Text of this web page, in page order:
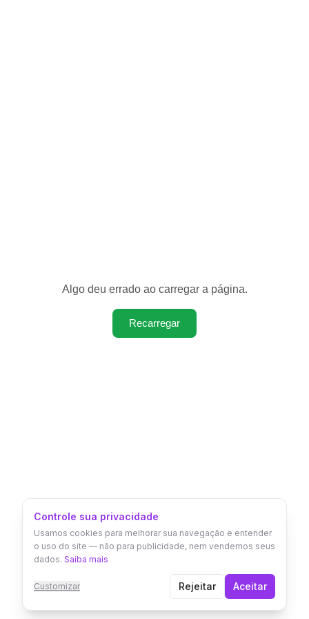
Controle sua privacidade
Usamos cookies para melhorar sua navegação e entender
o uso do site — não para publicidade, nem vendemos seus
dados. Saiba mais
Customizar Rejeitar Aceitar
Algo deu errado ao carregar a página.
Recarregar